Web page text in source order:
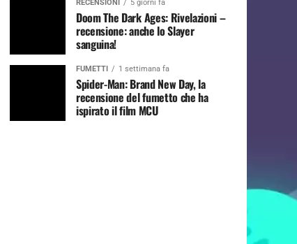
RECENSIONI 5 giorni fa
Doom The Dark Ages: Rivelazioni –
recensione: anche lo Slayer
sanguina!
FUMETTI 1 settimana fa
Spider-Man: Brand New Day, la
recensione del fumetto che ha
ispirato il film MCU